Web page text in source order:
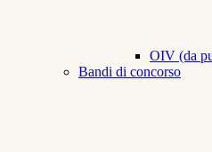
OIV (da
Bandi di concorso